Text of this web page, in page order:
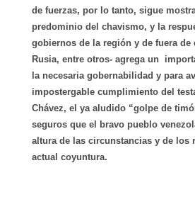
de fuerzas, por lo tanto, sigue
predominio del chavismo, y la
gobiernos de la región y de fuera de
Rusia, entre otros- agrega un
la necesaria gobernabilidad y para
impostergable cumplimiento del
Chávez, el ya aludido “golpe de
seguros que el bravo pueblo
altura de las circunstancias y de los
actual coyuntura.